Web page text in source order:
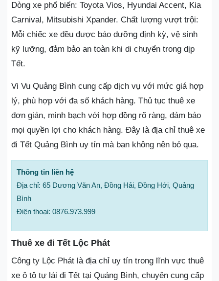
Dòng xe phổ biến: Toyota Vios, Hyundai Accent, Kia
Carnival, Mitsubishi Xpander. Chất lượng vượt trội:
Mỗi chiếc xe đều được bảo dưỡng định kỳ, vệ sinh
kỹ lưỡng, đảm bảo an toàn khi di chuyển trong dịp
Tết.
Vi Vu Quảng Bình cung cấp dịch vụ với mức giá hợp
lý, phù hợp với đa số khách hàng. Thủ tục thuê xe
đơn giản, minh bạch với hợp đồng rõ ràng, đảm bảo
mọi quyền lợi cho khách hàng. Đây là địa chỉ thuê xe
đi Tết Quảng Bình uy tín mà bạn không nên bỏ qua.
Thông tin liên hệ
Địa chỉ: 65 Dương Văn An, Đồng Hải, Đồng Hới, Quảng
Bình
Điện thoại: 0876.973.999
Thuê xe đi Tết Lộc Phát
Công ty Lộc Phát là địa chỉ uy tín trong lĩnh vực thuê
xe ô tô tự lái đi Tết tại Quảng Bình, chuyên cung cấp